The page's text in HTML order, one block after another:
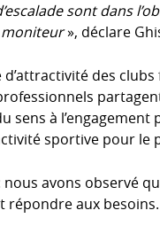
sont dans
», déclare
d’attractivité des
sens à
sportive pour le
avons observé
répondre aux besoins.